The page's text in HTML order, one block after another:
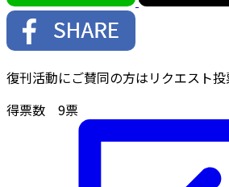
復刊活動にご賛同の方はリクエスト投
得票数 9票